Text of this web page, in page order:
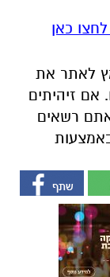
כאן
לאתר את
אם זיהיתים
אתם רשאים